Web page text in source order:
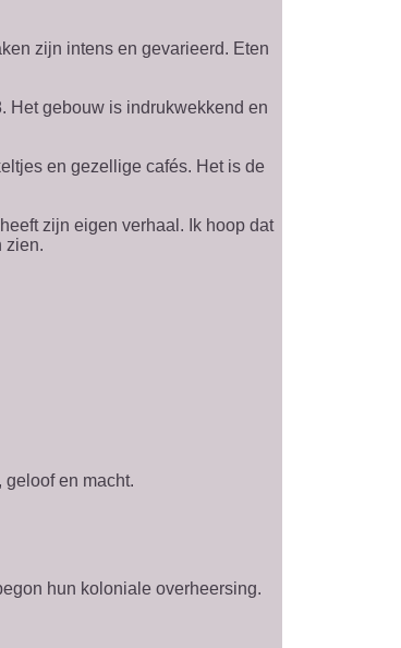
zijn intens en gevarieerd. Eten
Het gebouw is indrukwekkend en
en gezellige cafés. Het is de
zijn eigen verhaal. Ik hoop dat
zien.
en macht.
hun koloniale overheersing.